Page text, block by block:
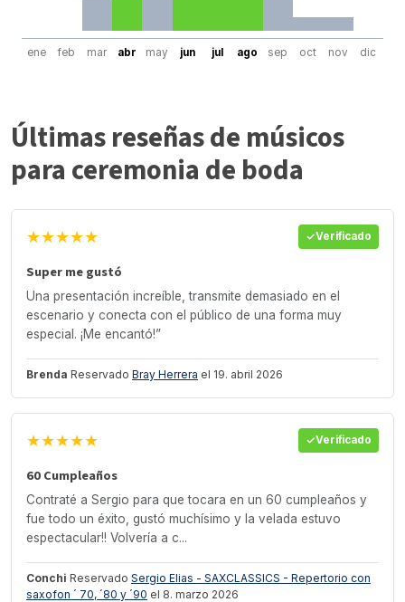
ene feb mar abr may jun jul ago sep oct nov dic
Últimas reseñas de músicos
para ceremonia de boda
★★★★★ Verificado
Super me gustó
Una presentación increíble, transmite demasiado en el
escenario y conecta con el público de una forma muy
especial. ¡Me encantó!”
Brenda Reservado Bray Herrera el 19. abril 2026
★★★★★ Verificado
60 Cumpleaños
Contraté a Sergio para que tocara en un 60 cumpleaños y
fue todo un éxito, gustó muchísimo y la velada estuvo
espectacular!! Volvería a c...
Conchi Reservado Sergio Elias - SAXCLASSICS - Repertorio con
saxofon ´ 70, ´80 y ´90 el 8. marzo 2026